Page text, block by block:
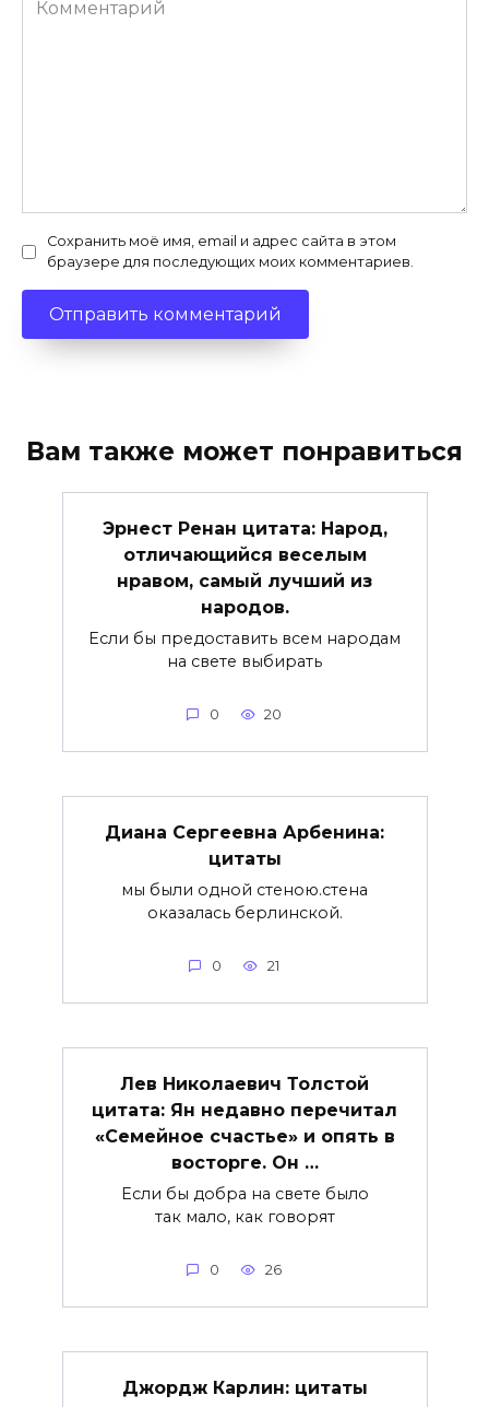
Сохранить моё имя, email и адрес сайта в этом
браузере для последующих моих комментариев.
Вам также может понравиться
Эрнест Ренан цитата: Народ,
отличающийся веселым
нравом, самый лучший из
народов.
Если бы предоставить всем народам
на свете выбирать
0 20
Диана Сергеевна Арбенина:
цитаты
мы были одной стеною.стена
оказалась берлинской.
0 21
Лев Николаевич Толстой
цитата: Ян недавно перечитал
«Семейное счастье» и опять в
восторге. Он …
Если бы добра на свете было
так мало, как говорят
0 26
Джордж Карлин: цитаты